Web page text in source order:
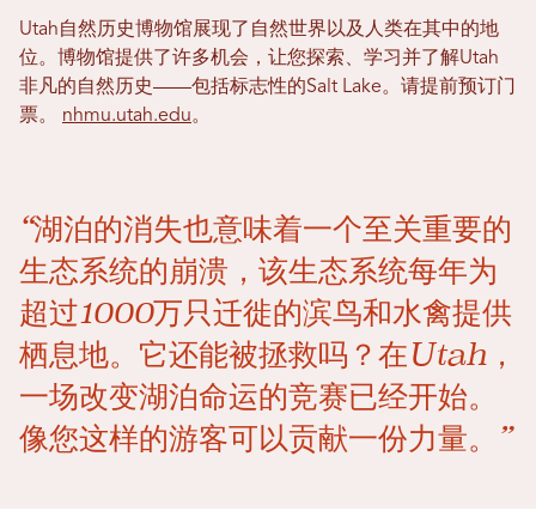
Utah自然历史博物馆展现了自然世界以及人类在其中的地
位。博物馆提供了许多机会，让您探索、学习并了解Utah
非凡的自然历史——包括标志性的Salt Lake。请提前预订门
票。 nhmu.utah.edu。
“湖泊的消失也意味着一个至关重要的
生态系统的崩溃，该生态系统每年为
超过1000万只迁徙的滨鸟和水禽提供
栖息地。它还能被拯救吗？在Utah，
一场改变湖泊命运的竞赛已经开始。
像您这样的游客可以贡献一份力量。”